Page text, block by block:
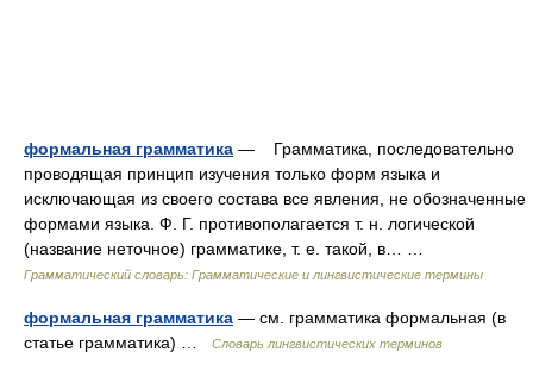
формальная грамматика — Грамматика, последовательно
проводящая принцип изучения только форм языка и
исключающая из своего состава все явления, не обозначенные
формами языка. Ф. Г. противополагается т. н. логической
(название неточное) грамматике, т. е. такой, в… …
Грамматический словарь: Грамматические и лингвистические термины
формальная грамматика — см. грамматика формальная (в
статье грамматика) …
Словарь лингвистических терминов